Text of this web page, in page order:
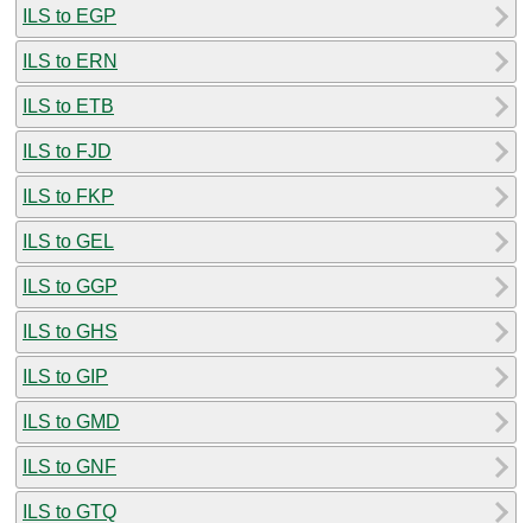
ILS to EGP
ILS to ERN
ILS to ETB
ILS to FJD
ILS to FKP
ILS to GEL
ILS to GGP
ILS to GHS
ILS to GIP
ILS to GMD
ILS to GNF
ILS to GTQ